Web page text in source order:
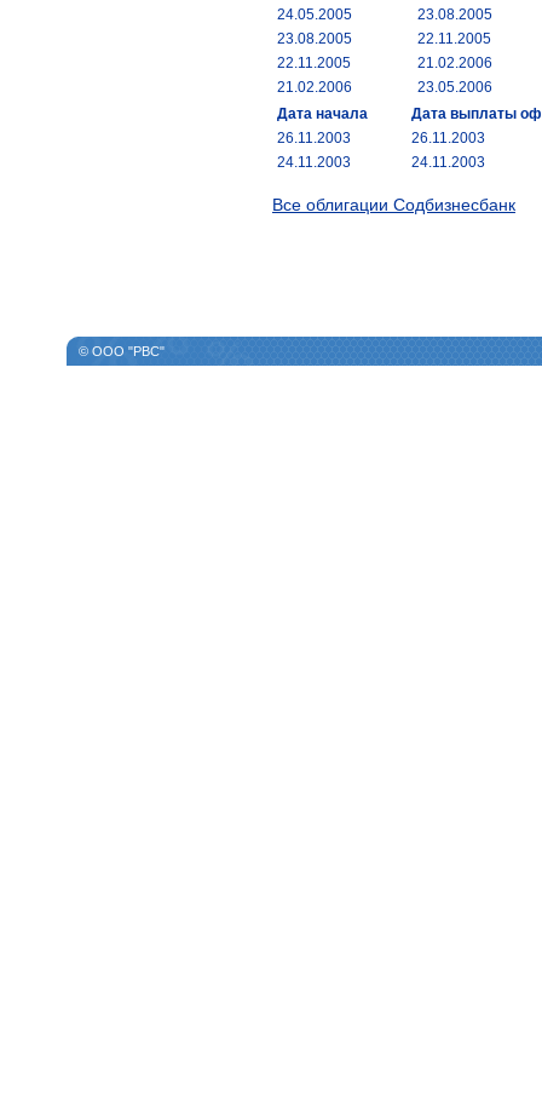
24.05.2005
23.08.2005
23.08.2005
22.11.2005
22.11.2005
21.02.2006
21.02.2006
23.05.2006
Дата начала
Дата выплаты
26.11.2003
26.11.2003
24.11.2003
24.11.2003
Все облигации Содбизнесбанк
© ООО "РВС"